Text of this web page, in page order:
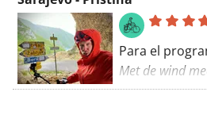
Para el
Met de wind
Pristina.
inmediato